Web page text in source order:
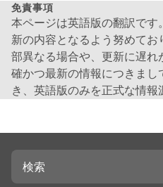
免責事項
本ページは英語版の翻訳で
新の内容となるよう努めて
部異なる場合や、更新に遅
確かつ最新の情報につきまし
き、英語版のみを正式な情報
検